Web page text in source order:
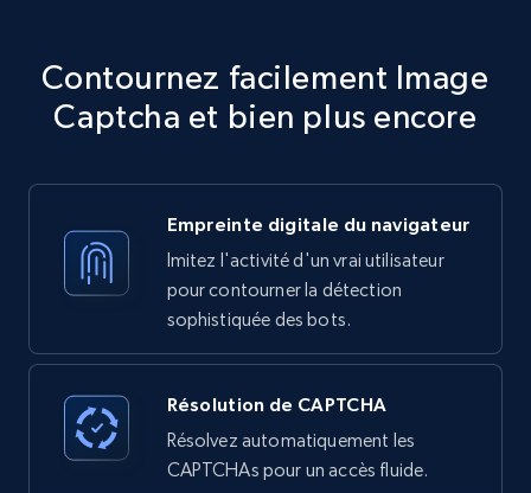
Contournez facilement Image
Captcha et bien plus encore
Empreinte digitale du navigateur
Imitez l'activité d'un vrai utilisateur
pour contourner la détection
sophistiquée des bots.
Résolution de CAPTCHA
Résolvez automatiquement les
CAPTCHAs pour un accès fluide.